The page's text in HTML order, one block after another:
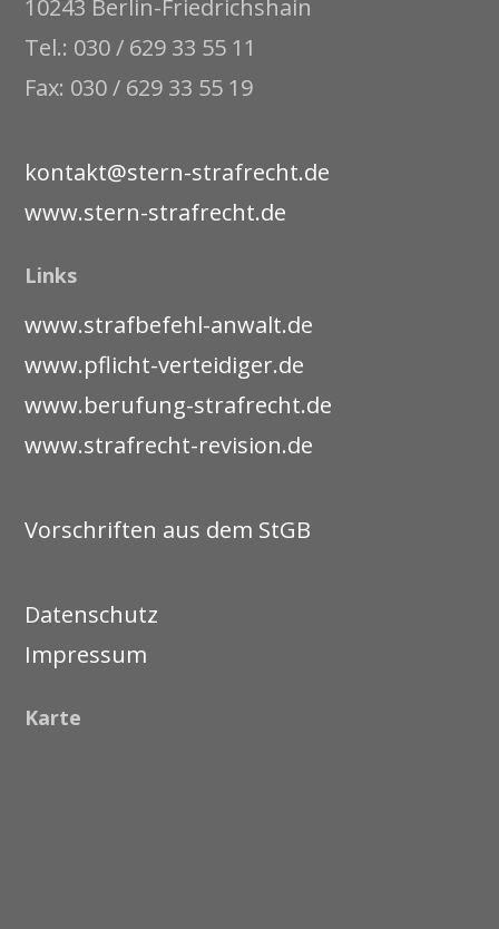
10243 Berlin-Friedrichshain
Tel.: 030 / 629 33 55 11
Fax: 030 / 629 33 55 19
kontakt@stern-strafrecht.de
www.stern-strafrecht.de
Links
www.strafbefehl-anwalt.de
www.pflicht-verteidiger.de
www.berufung-strafrecht.de
www.strafrecht-revision.de
Vorschriften aus dem StGB
Datenschutz
Impressum
Karte